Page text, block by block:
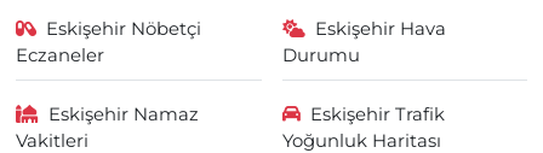
Eskişehir Nöbetçi
Eczaneler
Eskişehir Hava
Durumu
Eskişehir Namaz
Vakitleri
Eskişehir Trafik
Yoğunluk Haritası